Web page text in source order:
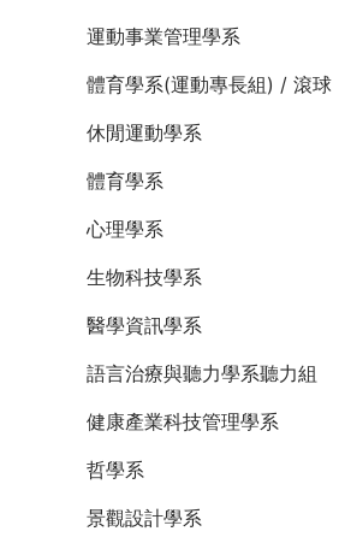
運動事業管理學系
體育學系(運動專長組) / 滾球
休閒運動學系
體育學系
心理學系
生物科技學系
醫學資訊學系
語言治療與聽力學系聽力組
健康產業科技管理學系
哲學系
景觀設計學系